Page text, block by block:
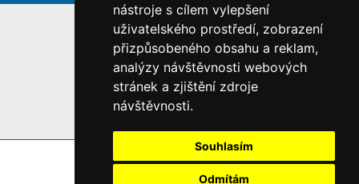
nástroje s cílem vylepšení
uživatelského prostředí, zobrazení
přizpůsobeného obsahu a reklam,
analýzy návštěvnosti webových
stránek a zjištění zdroje
návštěvnosti.
Souhlasím
Odmítám
HOME
INFORMACE O WEBU